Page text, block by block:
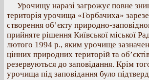
Урочищу наразі загрожує повне
територія урочища «Горбачиха»
створення об’єкту природно-
прийняте рішення Київської міської
лютого 1994 р., яким урочище
цінних природних територій та
резервуються до заповідання. Крім
урочища під заповідання було